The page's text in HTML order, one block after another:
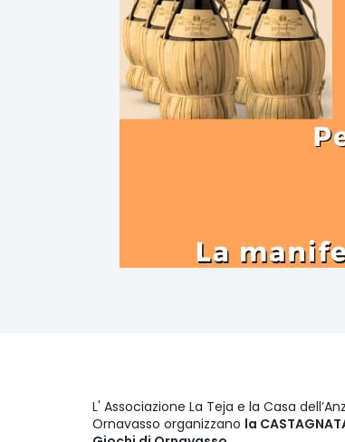
L' Associazione La Teja e la Casa
Ornavasso organizzano la